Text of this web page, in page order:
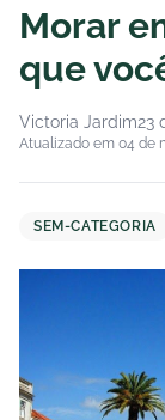
Morar
que
Victoria Jardim23
Atualizado em 04 de
SEM-CATEGORIA